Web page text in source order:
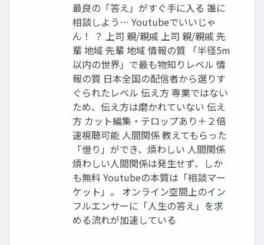
最良の「答え」がすぐ手に入る 誰に
相談しよう… Youtubeでいいじゃ
ん！ ？ 上司 親/親戚 上司 親/親戚 先
輩 地域 先輩 地域 情報の質 「半径5m
以内の世界」で最も物知りレベル 情
報の質 日本全国の配信者から選りす
ぐられたレベル 伝え方 専業ではない
ため、伝え方は磨かれていない 伝え
方 カット編集・テロップあり＋２倍
速視聴可能 人間関係 教えてもらった
「借り」ができ、煩わしい 人間関係
煩わしい人間関係は発生せず、しか
も無料 Youtubeの本質は「相談マー
ケット」。 オンライン空間上のイン
フルエンサーに「人生の答え」を求
める流れが加速している